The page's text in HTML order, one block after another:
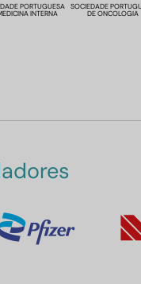
PORTUGUESA
INTERNA
SOCIEDADE
DE ONCOLOGIA